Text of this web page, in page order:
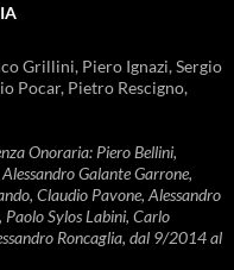
Grillini, Piero Ignazi, Sergio
Pocar, Pietro Rescigno,
Onoraria: Piero Bellini,
Galante Garrone,
Claudio Pavone, Alessandro
Paolo Sylos Labini, Carlo
Roncaglia, dal 9/2014 al